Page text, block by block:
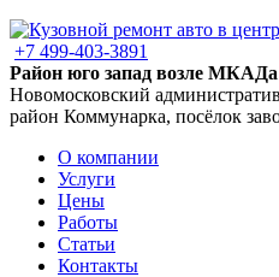
+7 499-403-3891
Район юго запад возле МКАДа
Новомосковский
район Коммунарка, посёлок
О компании
Услуги
Цены
Работы
Статьи
Контакты